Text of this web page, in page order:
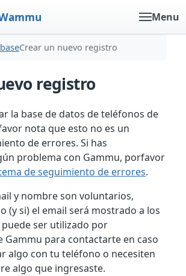
Menu
Crear un nuevo registro
registro
la base de datos de teléfonos de
nota que esto no es un
de errores. Si has
problema con Gammu, porfavor
de seguimiento de errores.
y nombre son voluntarios,
(y si) el email será mostrado a los
ser utilizado por
Gammu para contactarte en caso
algo con tu teléfono o necesiten
algo que ingresaste.